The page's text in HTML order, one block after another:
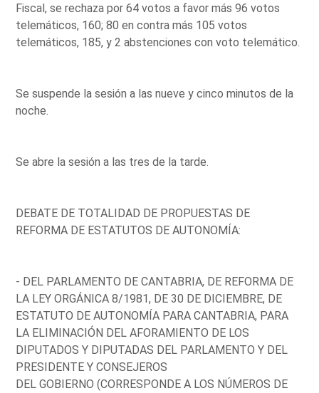
Fiscal, se rechaza por 64 votos a favor más 96 votos
telemáticos, 160; 80 en contra más 105 votos
telemáticos, 185, y 2 abstenciones con voto telemático.
Se suspende la sesión a las nueve y cinco minutos de la
noche.
Se abre la sesión a las tres de la tarde.
DEBATE DE TOTALIDAD DE PROPUESTAS DE
REFORMA DE ESTATUTOS DE AUTONOMÍA:
- DEL PARLAMENTO DE CANTABRIA, DE REFORMA DE
LA LEY ORGÁNICA 8/1981, DE 30 DE DICIEMBRE, DE
ESTATUTO DE AUTONOMÍA PARA CANTABRIA, PARA
LA ELIMINACIÓN DEL AFORAMIENTO DE LOS
DIPUTADOS Y DIPUTADAS DEL PARLAMENTO Y DEL
PRESIDENTE Y CONSEJEROS
DEL GOBIERNO (CORRESPONDE A LOS NÚMEROS DE